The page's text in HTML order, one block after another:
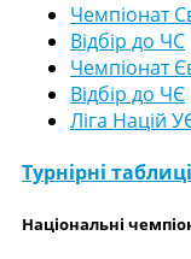
Чемпіонат
Відбір до ЧС
Чемпіонат
Відбір до ЧЄ
Ліга Націй
Турнірні таблиці
Національні